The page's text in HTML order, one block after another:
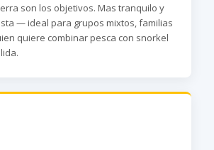
son los objetivos. Mas tranquilo y
— ideal para grupos mixtos, familias
quiere combinar pesca con snorkel